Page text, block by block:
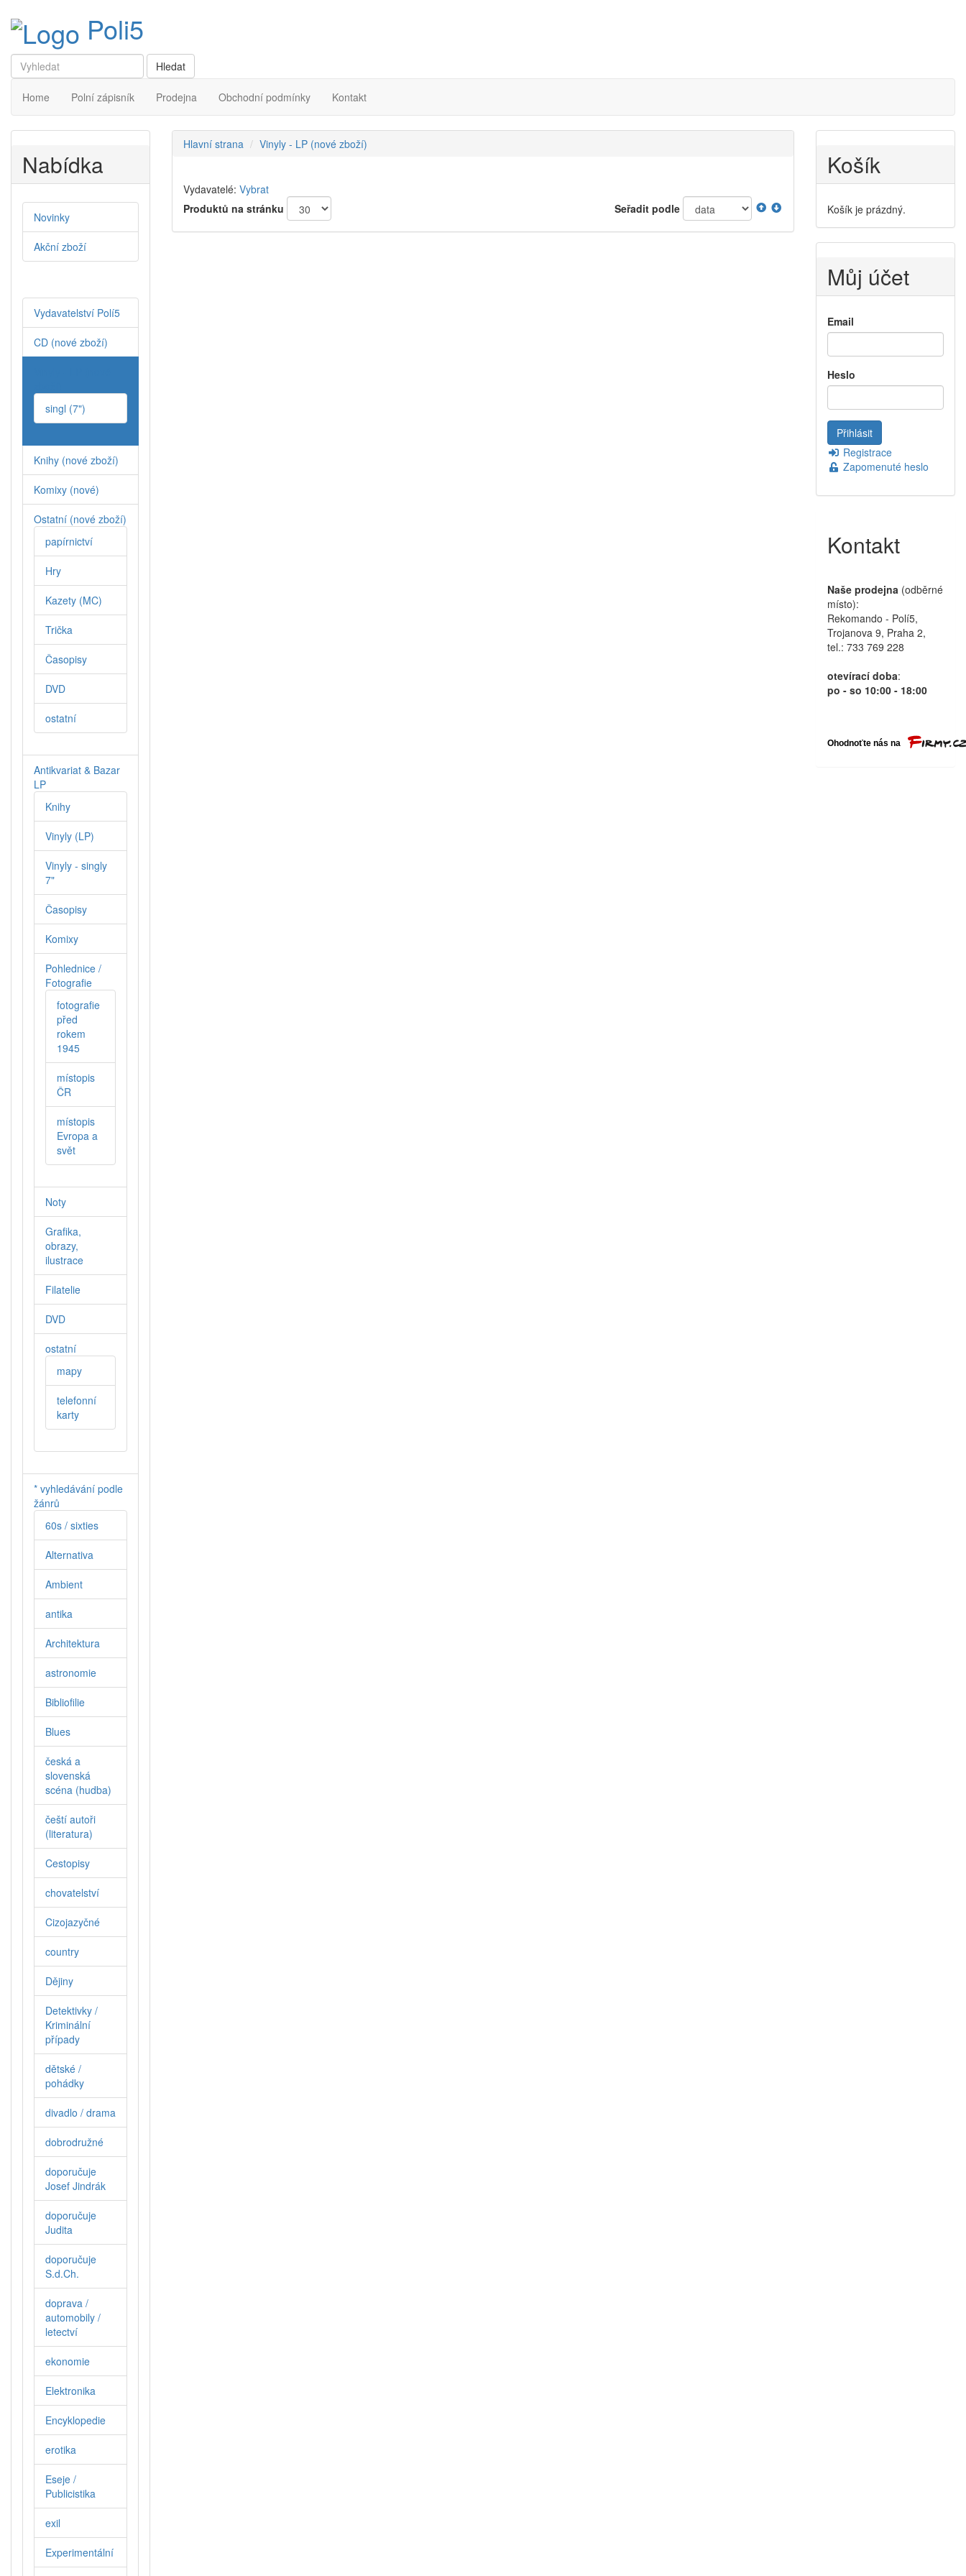
Poli5
Home Polní zápisník Prodejna Obchodní podmínky Kontakt
Hlavní strana Vinyly - LP (nové zboží)
Vydavatelé: Vybrat
Produktů na stránku
Seřadit podle
Nabídka
Novinky
Akční zboží
Vydavatelství Polí5
CD (nové zboží)
singl (7")
Knihy (nové zboží)
Komixy (nové)
Ostatní (nové zboží)
papírnictví
Hry
Kazety (MC)
Trička
Časopisy
DVD
ostatní
Antikvariat & Bazar
LP
Knihy
Vinyly (LP)
Vinyly - singly
7"
Časopisy
Komixy
Pohlednice /
Fotografie
fotografie
před
rokem
1945
místopis
ČR
místopis
Evropa a
svět
Noty
Grafika,
obrazy,
ilustrace
Filatelie
DVD
ostatní
mapy
telefonní
karty
* vyhledávání podle
žánrů
60s / sixties
Alternativa
Ambient
antika
Architektura
astronomie
Bibliofilie
Blues
česká a
slovenská
scéna (hudba)
čeští autoři
(literatura)
Cestopisy
chovatelství
Cizojazyčné
country
Dějiny
Detektivky /
Kriminální
případy
dětské /
pohádky
divadlo / drama
dobrodružné
doporučuje
Josef Jindrák
doporučuje
Judita
doporučuje
S.d.Ch.
doprava /
automobily /
letectví
ekonomie
Elektronika
Encyklopedie
erotika
Eseje /
Publicistika
exil
Experimentální
Košík
Košík je prázdný.
Můj účet
Email
Heslo
Registrace
Zapomenuté heslo
Kontakt
Naše prodejna (odběrné
místo):
Rekomando - Polí5,
Trojanova 9, Praha 2,
tel.: 733 769 228
otevírací doba:
po - so 10:00 - 18:00